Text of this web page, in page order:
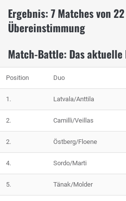
Ergebnis: 7 Matches von
Übereinstimmung
Match-Battle: Das
Position Duo
1. Latvala/Anttila
2. Camilli/Veillas
2. Östberg/Floene
4. Sordo/Marti
5. Tänak/Molder